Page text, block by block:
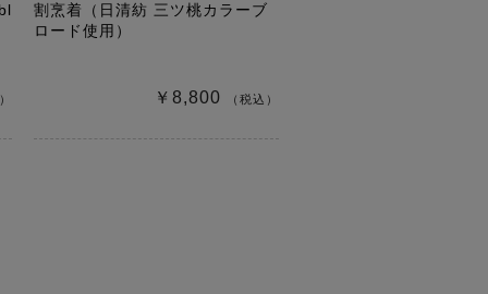
割烹着（日清紡 三ツ桃カラーブ
ロード使用）
￥8,800 （税込）